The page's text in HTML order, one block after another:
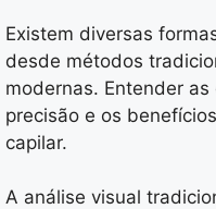
Existem diversas
desde métodos
modernas. Entender
precisão e os
capilar.
A análise visual